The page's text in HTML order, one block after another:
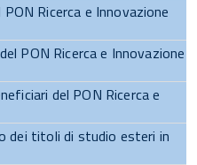
Ricerca e Innovazione
PON Ricerca e Innovazione
del PON Ricerca e
dei titoli di studio esteri in